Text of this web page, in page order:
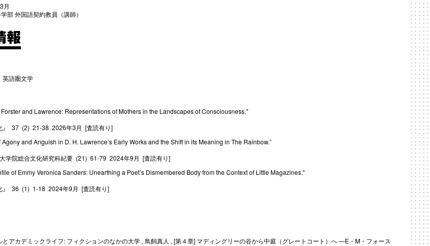
月
部 外国語契約教員（講師）
報
英語圏文学
and Lawrence: Representations of Mothers in the Landscapes of Consciousness."
』 37 (2) 21-38 2026年3月 [査読有り]
and Anguish in D. H. Lawrence’s Early Works and the Shift in its Meaning in The Rainbow.”
大学院総合文化研究科紀要 (21) 61-79 2024年9月 [査読有り]
of Emmy Veronica Sanders: Unearthing a Poet’s Dismembered Body from the Context of Little Magazines."
』 36 (1) 1-18 2024年9月 [査読有り]
とアカデミックライフ: フィクションのなかの大学 , 鳥飼真人 , [第４章] マディングリーの谷から中庭（グレートコート）へ —E・M・フォース